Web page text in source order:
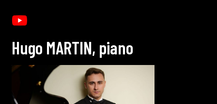
Hugo MARTIN, piano